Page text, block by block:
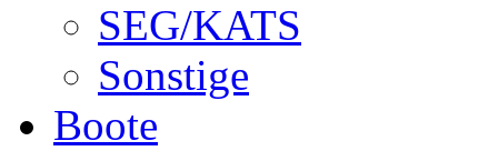
SEG/KATS
Sonstige
Boote